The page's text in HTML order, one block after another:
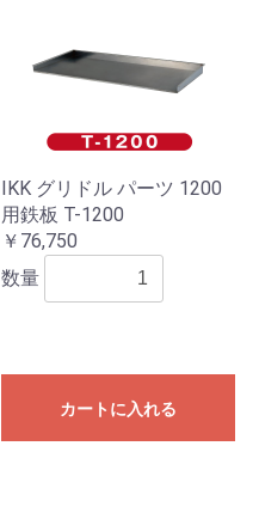
IKK グリドル パーツ 1200
用鉄板 T-1200
￥76,750
数量
カートに入れる